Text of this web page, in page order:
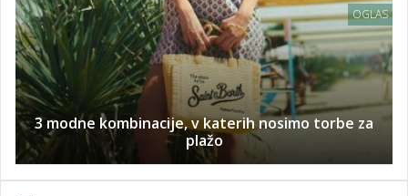
OGLAS
3 modne kombinacije, v katerih nosimo torbe za
plažo